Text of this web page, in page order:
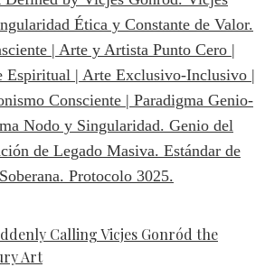
Calling Vicjes Gonród the
Art